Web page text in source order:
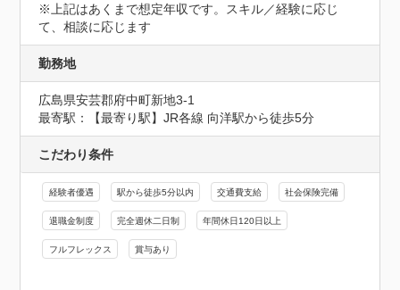
※上記はあくまで想定年収です。スキル／経験に応じ
て、相談に応じます
勤務地
広島県安芸郡府中町新地3-1
最寄駅：【最寄り駅】JR各線 向洋駅から徒歩5分
こだわり条件
経験者優遇 駅から徒歩5分以内 交通費支給 社会保険完備
退職金制度 完全週休二日制 年間休日120日以上
フルフレックス 賞与あり